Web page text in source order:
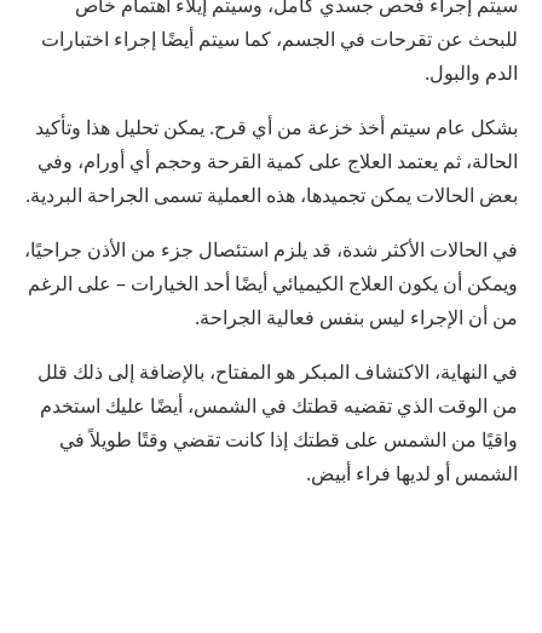
للبحث عن تقرحات في الجسم، كما سيتم أيضًا إجراء اختبارات
الدم والبول.
بشكل عام سيتم أخذ خزعة من أي قرح. يمكن تحليل هذا وتأكيد
الحالة، ثم يعتمد العلاج على كمية القرحة وحجم أي أورام، وفي
بعض الحالات يمكن تجميدها، هذه العملية تسمى الجراحة البردية.
في الحالات الأكثر شدة، قد يلزم استئصال جزء من الأذن جراحيًا،
ويمكن أن يكون العلاج الكيميائي أيضًا أحد الخيارات – على الرغم
من أن الإجراء ليس بنفس فعالية الجراحة.
في النهاية، الاكتشاف المبكر هو المفتاح، بالإضافة إلى ذلك قلل
من الوقت الذي تقضيه قطتك في الشمس، أيضًا عليك استخدم
واقيًا من الشمس على قطتك إذا كانت تقضي وقتًا طويلاً في
الشمس أو لديها فراء أبيض.